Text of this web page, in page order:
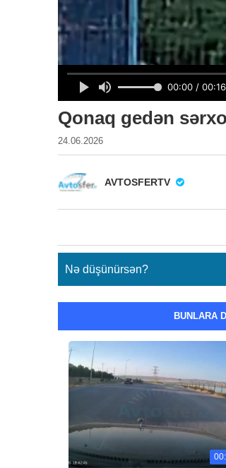
Qonaq gedən
24.06.2026
AVTOSFERTV
Nə düşünürsən?
BUNLARA